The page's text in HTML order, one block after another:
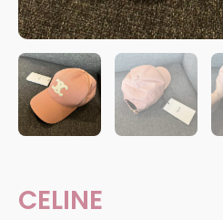
CELINE